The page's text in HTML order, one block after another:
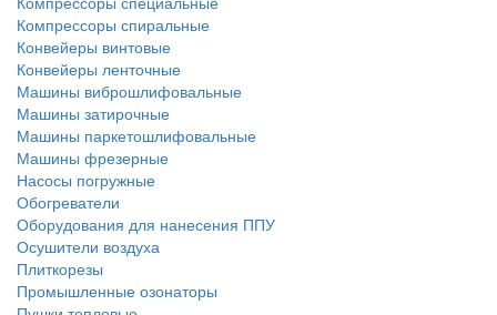
Компрессоры спиральные
Конвейеры винтовые
Конвейеры ленточные
Машины виброшлифовальные
Машины затирочные
Машины паркетошлифовальные
Машины фрезерные
Насосы погружные
Обогреватели
Оборудования для нанесения ППУ
Осушители воздуха
Плиткорезы
Промышленные озонаторы